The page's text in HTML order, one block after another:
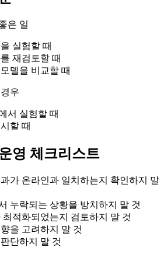
은 일
실험할 때
재검토할 때
델을 비교할 때
우
서 실험할 때
할 때
영 체크리스트
가 온라인과 일치하는지 확인하지 말
누락되는 상황을 방치하지 말 것
적화되었는지 검토하지 말 것
을 고려하지 말 것
단하지 말 것